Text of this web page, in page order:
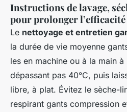
Instructions de lavage,
pour prolonger
Le nettoyage et entretien
la durée de vie moyenne
les en machine ou à la main
dépassant pas 40°C, puis
libre, à plat. Évitez le sèche-
respirant gants compression